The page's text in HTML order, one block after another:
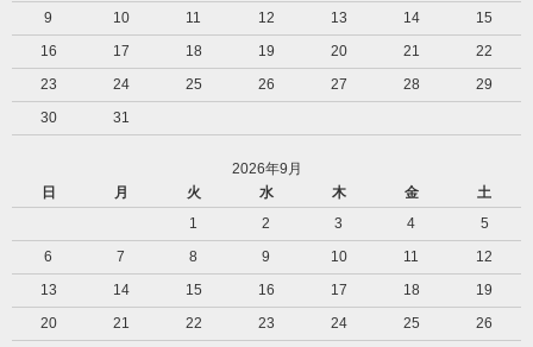
9
10 11 12 13 14
15
16
17 18 19 20 21
22
23
24 25 26 27 28
29
30
31
2026年9月
日
月 火 水 木 金
土
1
2 3 4
5
6
7 8 9 10 11
12
13
14 15 16 17 18
19
20
21 22 23 24 25
26